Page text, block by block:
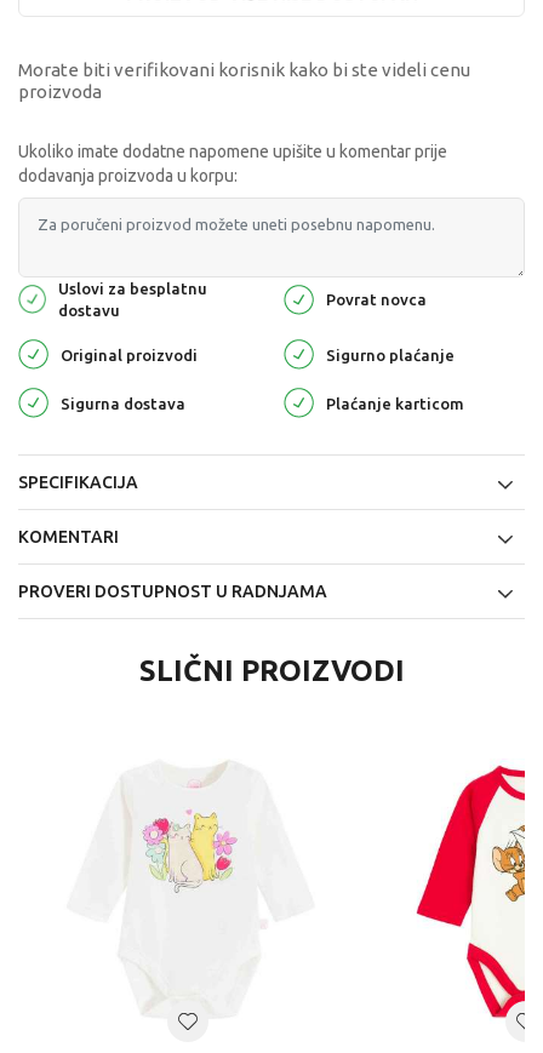
Morate biti verifikovani korisnik kako bi ste videli cenu
proizvoda
Ukoliko imate dodatne napomene upišite u komentar prije
dodavanja proizvoda u korpu:
Uslovi za besplatnu
dostavu
Povrat novca
Original proizvodi Sigurno plaćanje
Sigurna dostava Plaćanje karticom
SPECIFIKACIJA
KOMENTARI
PROVERI DOSTUPNOST U RADNJAMA
SLIČNI PROIZVODI